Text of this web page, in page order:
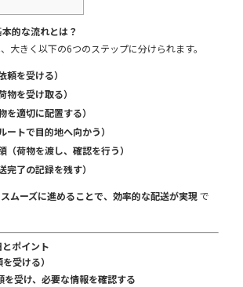
的な流れとは？
大きく以下の6つのステップに分けられます。
を受ける）
を受け取る）
適切に配置する）
トで目的地へ向かう）
荷物を渡し、確認を行う）
了の記録を残す）
スムーズに進めることで、効率的な配送が実現 で
ポイント
受ける）
を受け、必要な情報を確認する